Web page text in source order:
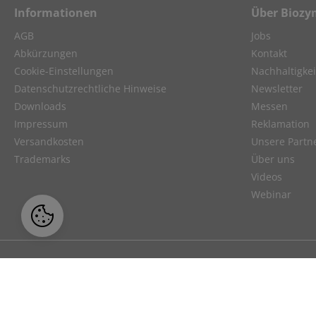
Informationen
AGB
Abkürzungen
Cookie-Einstellungen
Datenschutzrechtliche Hinweise
Downloads
Impressum
Versandkosten
Trademarks
Über
Jobs
Kontakt
Newsletter
Messen
Reklamation
Unsere
Über uns
Videos
Webinar